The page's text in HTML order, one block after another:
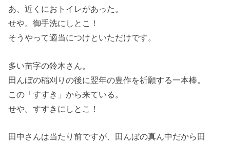
あ、近くにおトイレがあった。
せや。御手洗にしとこ！
そうやって適当につけといただけです。
多い苗字の鈴木さん。
田んぼの稲刈りの後に翌年の豊作を祈願する一本棒。
この「すすき」から来ている。
せや。すすきにしとこ！
田中さんは当たり前ですが、田んぼの真ん中だから田